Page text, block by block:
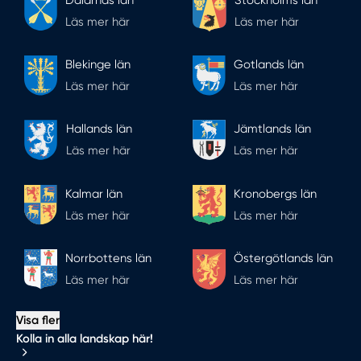
Läs mer här
Läs mer här
Blekinge län
Läs mer här
Gotlands län
Läs mer här
Hallands län
Läs mer här
Jämtlands län
Läs mer här
Kalmar län
Läs mer här
Kronobergs län
Läs mer här
Norrbottens län
Läs mer här
Östergötlands län
Läs mer här
Visa fler
Kolla in alla landskap här!